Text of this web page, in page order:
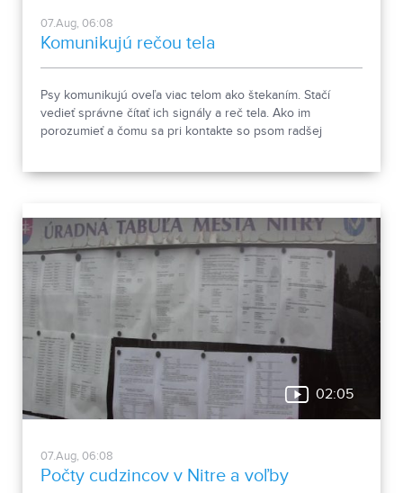
07.Aug, 06:08
Komunikujú rečou tela
Psy komunikujú oveľa viac telom ako štekaním. Stačí
vedieť správne čítať ich signály a reč tela. Ako im
porozumieť a čomu sa pri kontakte so psom radšej
02:05
07.Aug, 06:08
Počty cudzincov v Nitre a voľby